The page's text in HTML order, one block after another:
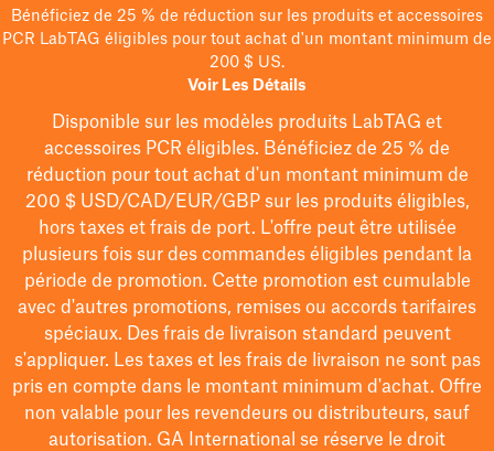
Bénéficiez de 25 % de réduction sur les produits et accessoires
PCR LabTAG éligibles pour tout achat d'un montant minimum de
200 $ US.
Voir Les Détails
Disponible sur les modèles produits LabTAG et
accessoires PCR éligibles. Bénéficiez de 25 % de
réduction pour tout achat d'un montant minimum de
200 $USD/CAD/EUR/GBPsur les produits éligibles,
hors taxes et frais de port. L'offre peut être utilisée
plusieurs fois sur des commandes éligibles pendant la
période de promotion. Cette promotion est cumulable
avec d'autres promotions, remises ou accords tarifaires
spéciaux. Des frais de livraison standard peuvent
s'appliquer. Les taxes et les frais de livraison ne sont pas
pris en compte dans le montant minimum d'achat. Offre
non valable pour les revendeurs ou distributeurs, sauf
autorisation. GA International se réserve le droit